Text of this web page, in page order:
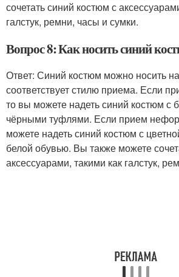
сочетать синий костюм с
галстук, ремни, часы и сумки.
Вопрос 8: Как носить синий
Ответ: Синий костюм можно носить
соответствует стилю приема. Если
то вы можете надеть синий костюм с
чёрными туфлями. Если прием
можете надеть синий костюм с
белой обувью. Вы также можете
аксессуарами, такими как галстук,